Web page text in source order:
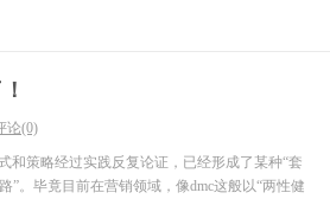
论(0)
和策略经过实践反复论证，已经形成了某种“套
”。毕竟目前在营销领域，像dmc这般以“两性健